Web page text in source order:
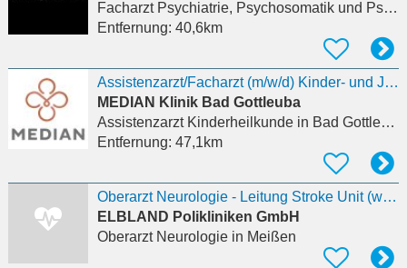
Facharzt Psychiatrie, Psychosomatik und Psychotherapie
Entfernung: 40,6km
Assistenzarzt/Facharzt (m/w/d) Kinder- und Jugendklinik
MEDIAN Klinik Bad Gottleuba
Assistenzarzt Kinderheilkundein Bad Gottleuba-Berggießhübel
Entfernung: 47,1km
Oberarzt Neurologie - Leitung Stroke Unit (w/m/d)
ELBLAND Polikliniken GmbH
Oberarzt Neurologiein Meißen